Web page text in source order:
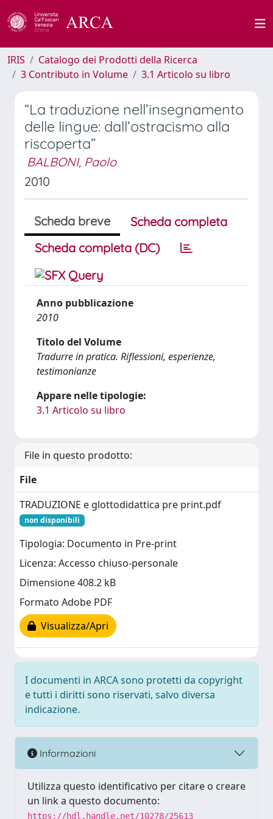
IRIS
Catalogo dei Prodotti della Ricerca
3 Contributo in Volume
3.1 Articolo su libro
“La traduzione nell’insegnamento
delle lingue: dall’ostracismo alla
riscoperta”
BALBONI, Paolo
2010
Scheda breve
Scheda completa
Scheda completa (DC)
Anno pubblicazione
2010
Titolo del Volume
Tradurre in pratica. Riflessioni, esperienze,
testimonianze
Appare nelle tipologie:
3.1 Articolo su libro
File in questo prodotto:
File
TRADUZIONE e glottodidattica pre print.pdf
non disponibili
Tipologia: Documento in Pre-print
Licenza: Accesso chiuso-personale
Dimensione 408.2 kB
Formato Adobe PDF
Visualizza/Apri
I documenti in ARCA sono protetti da copyright
e tutti i diritti sono riservati, salvo diversa
indicazione.
Informazioni
Utilizza questo identificativo per citare o creare
un link a questo documento:
https://hdl.handle.net/10278/25613